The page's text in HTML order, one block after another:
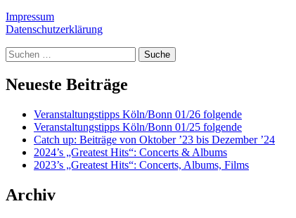
Impressum
Datenschutzerklärung
Suche
Neueste Beiträge
Veranstaltungstipps Köln/Bonn 01/26 folgende
Veranstaltungstipps Köln/Bonn 01/25 folgende
Catch up: Beiträge von Oktober ’23 bis Dezember ’24
2024’s „Greatest Hits“: Concerts & Albums
2023’s „Greatest Hits“: Concerts, Albums, Films
Archiv